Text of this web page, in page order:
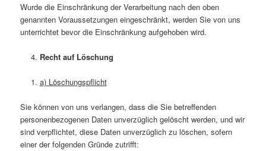
Wurde die Einschränkung der Verarbeitung nach den oben
genannten Voraussetzungen eingeschränkt, werden Sie von uns
unterrichtet bevor die Einschränkung aufgehoben wird.
Recht auf Löschung
a) Löschungspflicht
Sie können von uns verlangen, dass die Sie betreffenden
personenbezogenen Daten unverzüglich gelöscht werden, und wir
sind verpflichtet, diese Daten unverzüglich zu löschen, sofern
einer der folgenden Gründe zutrifft: